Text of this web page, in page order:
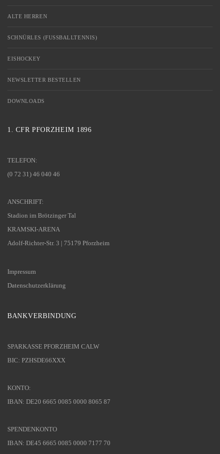
ALTE HERREN
SCHNÜRLES (FUSSBALLTENNIS)
EISHOCKEY
NEWSLETTER BESTELLEN
DOWNLOADS
1. CFR PFORZHEIM 1896
TELEFON:
(0 72 31) 46 040 46
ANSCHRIFT:
Stadion im Brötzinger Tal
KRAMSKI-ARENA
Adolf-Richter-Str. 3 | 75179 Pforzheim
Impressum
Datenschutzerklärung
BANKVERBINDUNG
SPARKASSE PFORZHEIM CALW
BIC: PZHSDE66XXX
KONTO:
IBAN: DE20 6665 0085 0000 8065 87
SPENDENKONTO
IBAN: DE45 6665 0085 0000 7177 70